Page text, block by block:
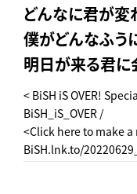
どんなに君が変
僕がどんなふう
明日が来る君に
< BiSH iS OVER!
BiSH_iS_OVER /
<Click here to make
BiSH.lnk.to/